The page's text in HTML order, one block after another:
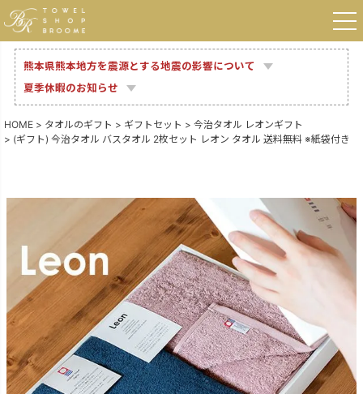
熊本県熊本地方を震源とする地震の影響について
夏季休暇のお知らせ
HOME タオルのギフト ギフトセット
今治タオル レオンギフト
(ギフト) 今治タオル バスタオル 2枚セット レオン タオル 送料無料 ※紙袋付き